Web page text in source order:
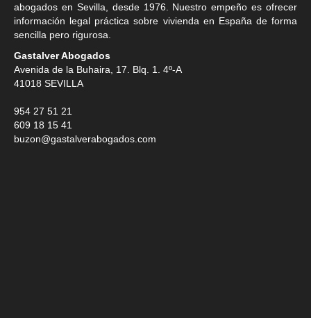
abogados en Sevilla , desde 1976. Nuestro empeño es ofrecer
información legal práctica sobre vivienda en España de forma
sencilla pero rigurosa.
Gastalver Abogados
Avenida de la Buhaira, 17. Blq. 1. 4º-A
41018 SEVILLA
954 27 51 21
609 18 15 41
buzon@gastalverabogados.com